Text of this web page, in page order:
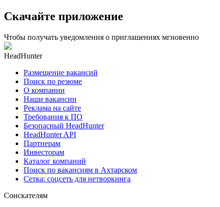
Скачайте приложение
Чтобы получать уведомления о приглашениях мгновенно
HeadHunter
Размещение вакансий
Поиск по резюме
О компании
Наши вакансии
Реклама на сайте
Требования к ПО
Безопасный HeadHunter
HeadHunter API
Партнерам
Инвесторам
Каталог компаний
Поиск по вакансиям в Ахтарском
Сетка: соцсеть для нетворкинга
Соискателям